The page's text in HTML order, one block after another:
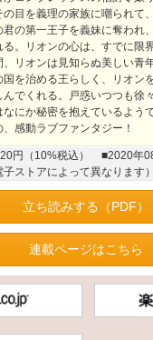
目を義理の家族に嘲られて
の第一王子を義妹に奪われ
る。リオンの心は、すでに
リオンは見知らぬ美しい青
を治める王らしく、リオン
でくれる。戸惑いつつも徐
なにか秘密を抱えているよ
感動ラブファンタジー！
円（10%税込）
■2020年
ストアによって異なります）
立ち読みする（PDF）
連載ページはこちら